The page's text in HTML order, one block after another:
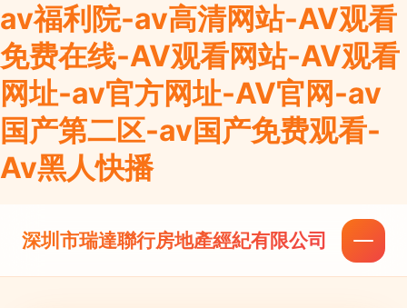
av福利院-av高清网站-AV观看
免费在线-AV观看网站-AV观看
网址-av官方网址-AV官网-av
国产第二区-av国产免费观看-
Av黑人快播
深圳市瑞達聯行房地產經紀有限公司